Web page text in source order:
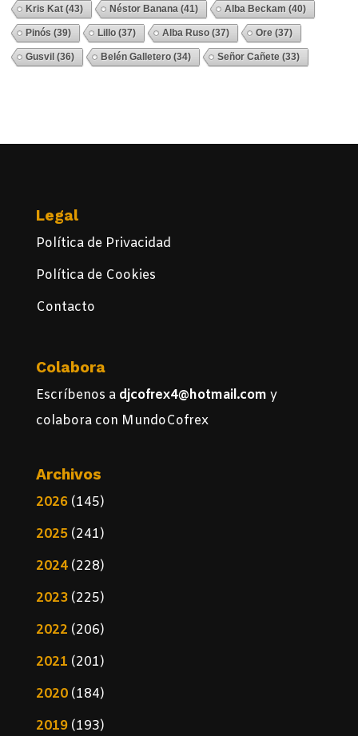
Kris Kat (43) Néstor Banana (41) Alba Beckam (40)
Pinós (39) Lillo (37) Alba Ruso (37) Ore (37)
Gusvil (36) Belén Galletero (34) Señor Cañete (33)
Legal
Política de Privacidad
Política de Cookies
Contacto
Colabora
Escríbenos a djcofrex4@hotmail.com y
colabora con MundoCofrex
Archivos
2026(145)
2025(241)
2024(228)
2023(225)
2022 (206)
2021 (201)
2020(184)
2019(193)